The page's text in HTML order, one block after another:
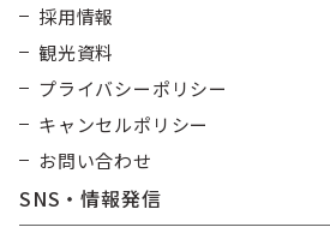
採用情報
観光資料
プライバシーポリシー
キャンセルポリシー
お問い合わせ
SNS・情報発信